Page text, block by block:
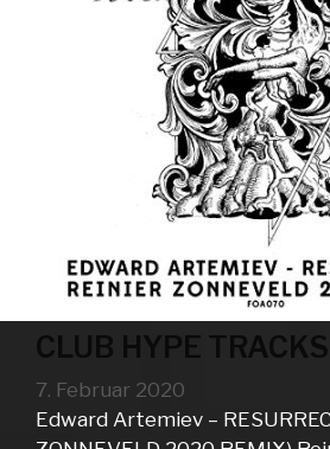
CLUB HYPE
7. Februar 2020
Edward Artemiev –